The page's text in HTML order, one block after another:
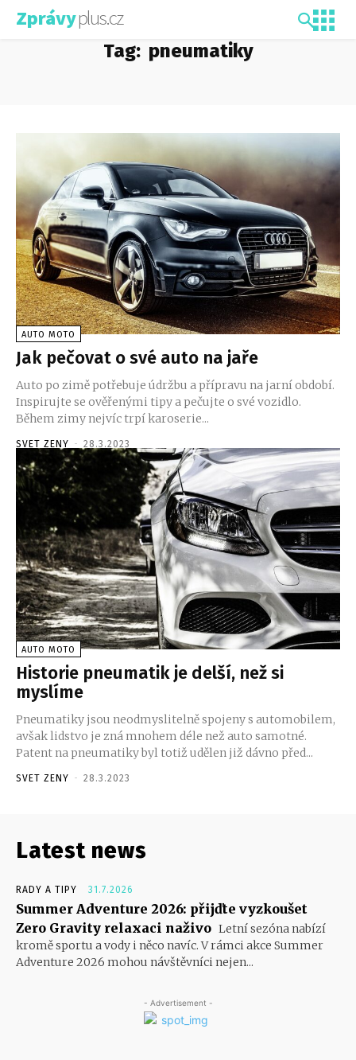
Zprávyplus.cz
Tag: pneumatiky
AUTO MOTO
Jak pečovat o své auto na jaře
Auto po zimě potřebuje údržbu a přípravu na jarní období.
Inspirujte se ověřenými tipy a pečujte o své vozidlo.
Během zimy nejvíc trpí karoserie...
SVET ZENY - 28.3.2023
AUTO MOTO
Historie pneumatik je delší, než si
myslíme
Pneumatiky jsou neodmyslitelně spojeny s automobilem,
avšak lidstvo je zná mnohem déle než auto samotné.
Patent na pneumatiky byl totiž udělen již dávno před...
SVET ZENY - 28.3.2023
Latest news
RADY A TIPY 31.7.2026
Summer Adventure 2026: přijďte vyzkoušet
Zero Gravity relaxaci naživo Letní sezóna nabízí
kromě sportu a vody i něco navíc. V rámci akce Summer
Adventure 2026 mohou návštěvníci nejen...
- Advertisement -